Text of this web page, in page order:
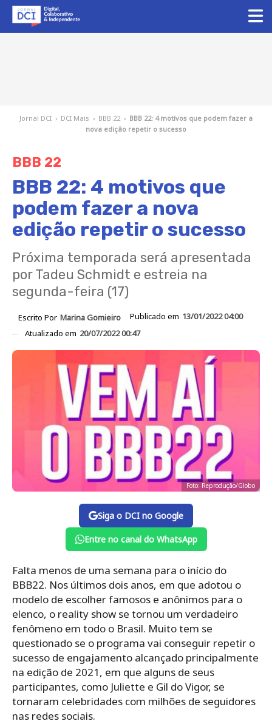
Jornal DCI › DCI Mais › BBB 22 › BBB 22: 4 motivos que podem fazer a
nova edição repetir o sucesso
BBB 22
BBB 22: 4 motivos que
podem fazer a nova
edição repetir o sucesso
Próxima temporada será apresentada
por Tadeu Schmidt e estreia na
segunda-feira (17)
Escrito Por Marina Gomieiro Publicado em 13/01/2022 04:00
Atualizado em 20/07/2022 00:47
Foto: Reprodução/Globo
Siga o DCI no Google
Entre no canal do WhatsApp
Falta menos de uma semana para o início do
BBB22. Nos últimos dois anos, em que adotou o
modelo de escolher famosos e anônimos para o
elenco, o reality show se tornou um verdadeiro
fenômeno em todo o Brasil. Muito tem se
questionado se o programa vai conseguir repetir o
sucesso de engajamento alcançado principalmente
na edição de 2021, em que alguns de seus
participantes, como Juliette e Gil do Vigor, se
tornaram celebridades com milhões de seguidores
nas redes sociais.